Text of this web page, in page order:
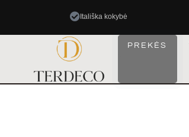
Itališka kokybė
PREKĖS